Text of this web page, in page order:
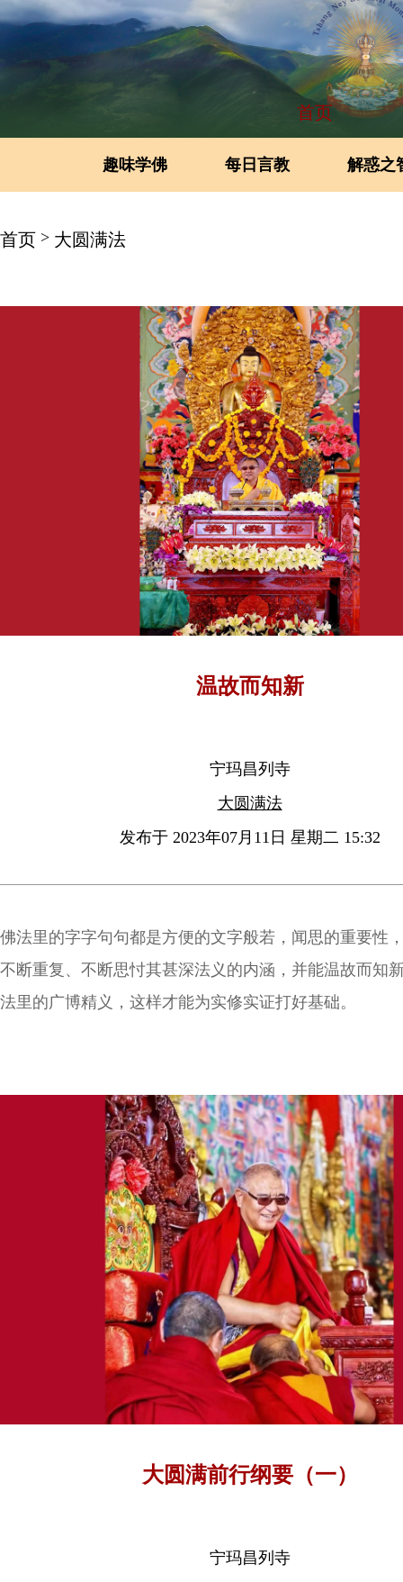
首页
趣味学佛 每日言教 解惑之
首页 > 大圆满法
温故而知新
宁玛昌列寺
大圆满法
发布于 2023年07月11日 星期二 15:32
佛法里的字字句句都是方便的文字般若，闻思的重要性
不断重复、不断思忖其甚深法义的内涵，并能温故而知
法里的广博精义，这样才能为实修实证打好基础。
大圆满前行纲要（一）
宁玛昌列寺